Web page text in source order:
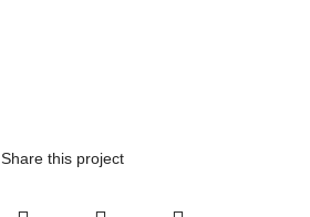
Share this project